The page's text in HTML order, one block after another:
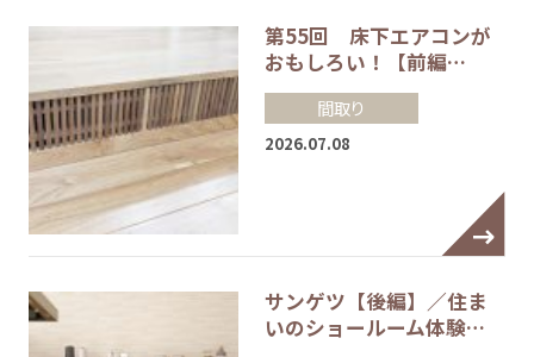
第55回 床下エアコンが
おもしろい！【前編…
間取り
2026.07.08
サンゲツ【後編】／住ま
いのショールーム体験…